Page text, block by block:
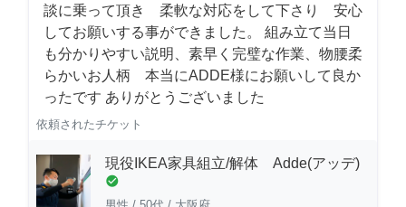
談に乗って頂き 柔軟な対応をして下さり 安心
してお願いする事ができました。 組み立て当日
も分かりやすい説明、素早く完璧な作業、物腰柔
らかいお人柄 本当にADDE様にお願いして良か
ったです ありがとうございました
依頼されたチケット
現役IKEA家具組立/解体 Adde(アッデ)
check_circle